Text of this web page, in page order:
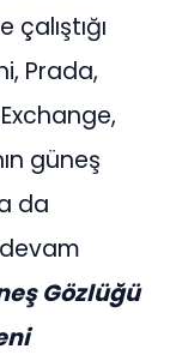
Prada,
güneş
da
Gözlüğü